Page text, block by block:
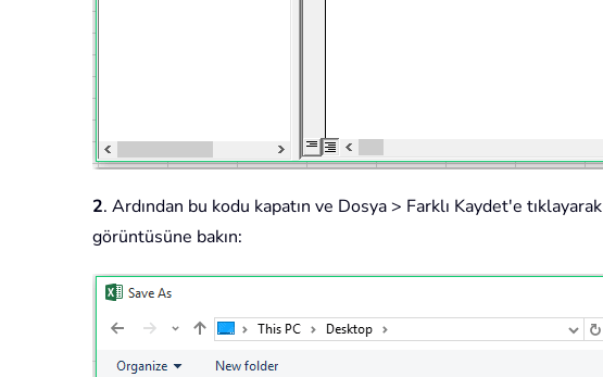
2. Ardından bu kodu kapatın ve Dosya > Farklı Kaydet'e
görüntüsüne bakın: